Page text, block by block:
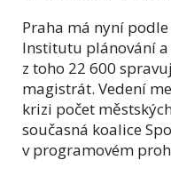
Praha má nyní
Institutu plánování
z toho 22 600
magistrát. Vedení
krizi počet
současná koalice
v programovém